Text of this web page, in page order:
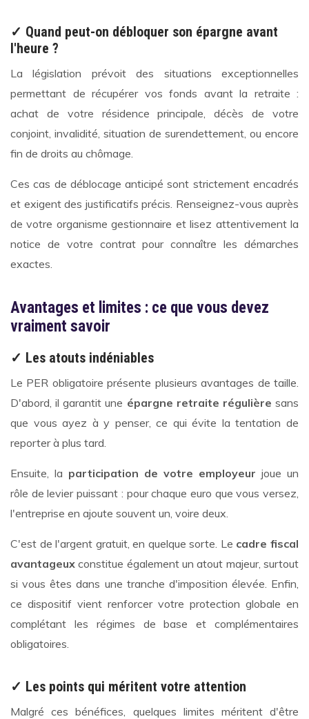
✓ Quand peut-on débloquer son épargne avant
l'heure ?
La législation prévoit des situations exceptionnelles
permettant de récupérer vos fonds avant la retraite :
achat de votre résidence principale, décès de votre
conjoint, invalidité, situation de surendettement, ou encore
fin de droits au chômage.
Ces cas de déblocage anticipé sont strictement encadrés
et exigent des justificatifs précis. Renseignez-vous auprès
de votre organisme gestionnaire et lisez attentivement la
notice de votre contrat pour connaître les démarches
exactes.
Avantages et limites : ce que vous devez
vraiment savoir
✓ Les atouts indéniables
Le PER obligatoire présente plusieurs avantages de taille.
D'abord, il garantit une épargne retraite régulière sans
que vous ayez à y penser, ce qui évite la tentation de
reporter à plus tard.
Ensuite, la participation de votre employeur joue un
rôle de levier puissant : pour chaque euro que vous versez,
l'entreprise en ajoute souvent un, voire deux.
C'est de l'argent gratuit, en quelque sorte. Le cadre fiscal
avantageux constitue également un atout majeur, surtout
si vous êtes dans une tranche d'imposition élevée. Enfin,
ce dispositif vient renforcer votre protection globale en
complétant les régimes de base et complémentaires
obligatoires.
✓ Les points qui méritent votre attention
Malgré ces bénéfices, quelques limites méritent d'être